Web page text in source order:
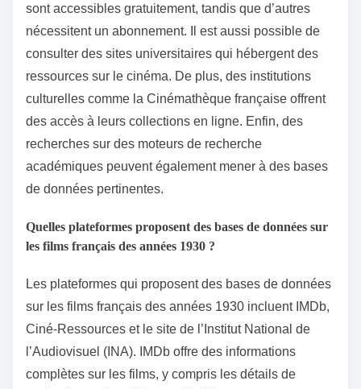
sont accessibles gratuitement, tandis que d’autres
nécessitent un abonnement. Il est aussi possible de
consulter des sites universitaires qui hébergent des
ressources sur le cinéma. De plus, des institutions
culturelles comme la Cinémathèque française offrent
des accès à leurs collections en ligne. Enfin, des
recherches sur des moteurs de recherche
académiques peuvent également mener à des bases
de données pertinentes.
Quelles plateformes proposent des bases de données sur
les films français des années 1930 ?
Les plateformes qui proposent des bases de données
sur les films français des années 1930 incluent IMDb,
Ciné-Ressources et le site de l’Institut National de
l’Audiovisuel (INA). IMDb offre des informations
complètes sur les films, y compris les détails de